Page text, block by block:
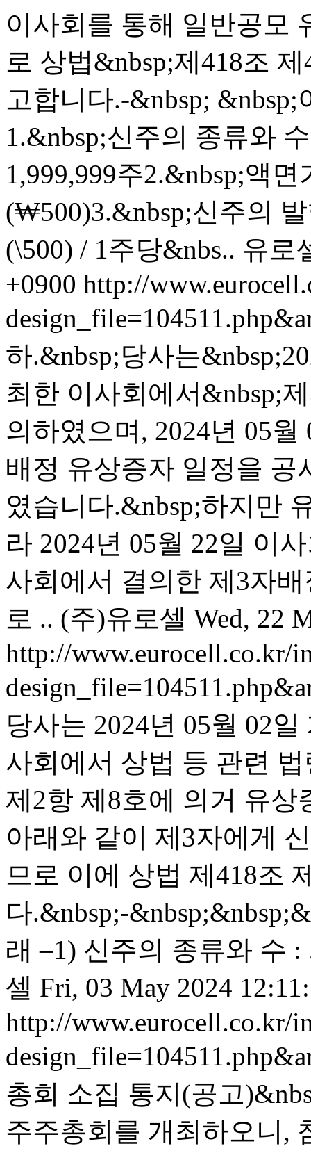
이사회를 통해 일반공모
로 상법&nbsp;제418조
고합니다.-&nbsp; &nbsp;
1.&nbsp;신주의 종류와
1,999,999주2.&nbsp;액
(₩500)3.&nbsp;신주의
(\500) / 1주당&nbs.. 유로
+0900 http://
하.&nbsp;당사는
최한 이사회에서&nbsp;
의하였으며, 2024년 05
배정 유상증자 일정을 공
였습니다.&nbsp;하지만
라 2024년 05월 22일 이
사회에서 결의한 제3자
로 .. (주)유로셀 Wed, 22
http://www.eurocell.co.kr/
당사는 2024년 05월 02
사회에서 상법 등 관련
제2항 제8호에 의거 유
아래와 같이 제3자에게
므로 이에 상법 제418조
다.&nbsp;-
래 –1) 신주의 종류와 수
셀 Fri, 03 May 2024
http://www.eurocell.co.kr/
총회 소집 통지(공고
주주총회를 개최하오니,